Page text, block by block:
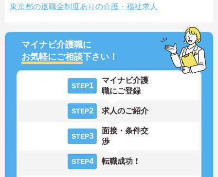
東京都の退職金制度ありの介護・福祉求人
マイナビ介護職に
お気軽にご相談下さい！
STEP1
マイナビ介護
職にご登録
STEP2 求人のご紹介
STEP3
面接・条件交
渉
STEP4 転職成功！